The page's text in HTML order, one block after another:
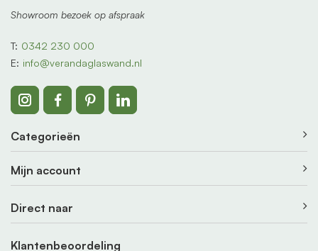
Showroom bezoek op afspraak
T: 0342 230 000
E: info@verandaglaswand.nl
Categorieën
Mijn account
Direct naar
Klantenbeoordeling